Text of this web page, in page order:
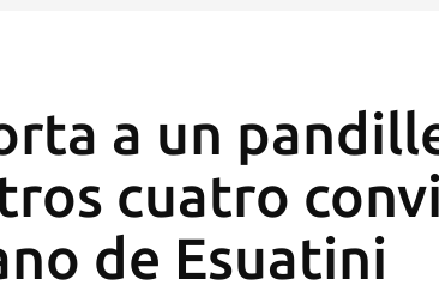
a un
cuatro
de Esuatini